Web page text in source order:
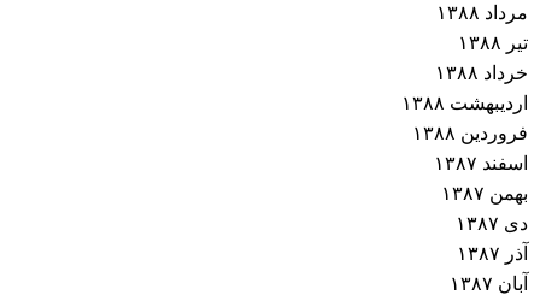
مرداد ۱۳۸۸
تیر ۱۳۸۸
خرداد ۱۳۸۸
اردیبهشت ۱۳۸۸
فروردین ۱۳۸۸
اسفند ۱۳۸۷
بهمن ۱۳۸۷
دی ۱۳۸۷
آذر ۱۳۸۷
آبان ۱۳۸۷